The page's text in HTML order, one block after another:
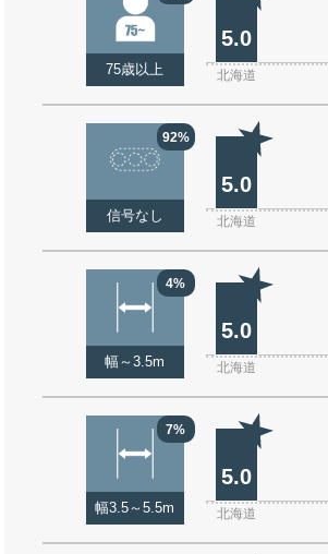
75歳以上
5.0
北海道
92%
信号なし
5.0
北海道
4%
幅～3.5m
5.0
北海道
7%
幅3.5～5.5m
5.0
北海道